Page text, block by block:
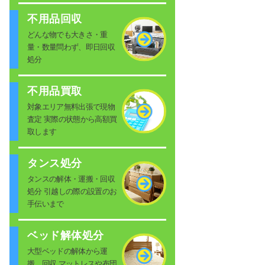
不用品回収
どんな物でも大きさ・重
量・数量問わず、即日回収
処分
不用品買取
対象エリア無料出張で現物
査定 実際の状態から高額買
取します
タンス処分
タンスの解体・運搬・回収
処分 引越しの際の設置のお
手伝いまで
ベッド解体処分
大型ベッドの解体から運